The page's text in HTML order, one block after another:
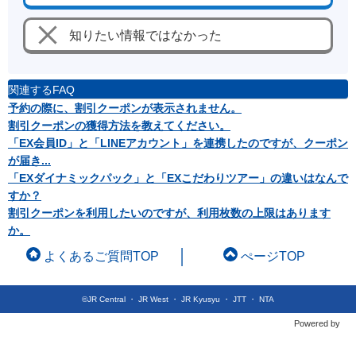
知りたい情報ではなかった
関連するFAQ
予約の際に、割引クーポンが表示されません。
割引クーポンの獲得方法を教えてください。
「EX会員ID」と「LINEアカウント」を連携したのですが、クーポン
が届き...
「EXダイナミックパック」と「EXこだわりツアー」の違いはなんで
すか？
割引クーポンを利用したいのですが、利用枚数の上限はあります
か。
©JR Central ・ JR West ・ JR Kyusyu ・ JTT ・ NTA
Powered by
よくあるご質問TOP ぺージTOP